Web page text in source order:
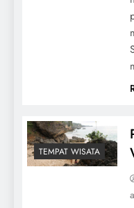
TEMPAT WISATA